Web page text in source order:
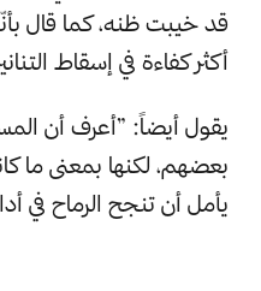
قد خيبت ظنه، كما قال
أكثر كفاءة في إسقاط
يقول أيضاً: ”أعرف أن
بعضهم، لكنها بمعنى ما
يأمل أن تنجح الرماح في